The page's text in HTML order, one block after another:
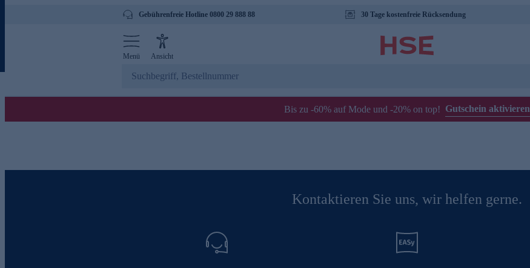
Gebührenfreie Hotline 0800 29 888 88 30 Tage kostenfreie Rücksendung
Menü Ansicht
Bis zu -60% auf Mode und -20% on top! Gutschein aktivieren
Kontaktieren Sie uns, wir helfen gerne.